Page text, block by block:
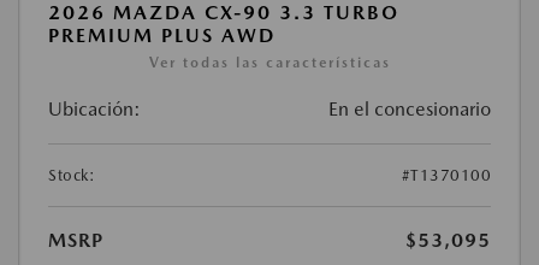
2026 MAZDA CX-90 3.3 TURBO
PREMIUM PLUS AWD
Ver todas las características
Ubicación: En el concesionario
Stock: #T1370100
MSRP
$53,095